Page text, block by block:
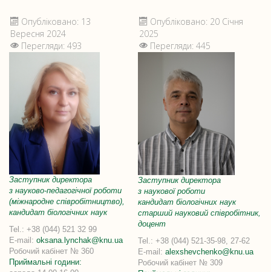
Опубліковано: 13
Вересня 2024
Перегляди: 493
Заступник директора
з науково-педагогічної роботи
(міжнародне співробітництво),
кандидат біологічних наук
Tel.: +38 (044) 521 32 99
E-mail: oksana.lynchak@knu.ua
Робочий кабінет № 360
Приймальні години:
Опубліковано: 20 Січня
2025
Перегляди: 445
Заступник директора
з наукової роботи
кандидат біологічних наук
старший науковий співробітник,
доцент
Tel.: +38 (044) 521-35-98, 27-62
E-mail:alexshevchenko@knu.ua
Робочий кабінет № 309